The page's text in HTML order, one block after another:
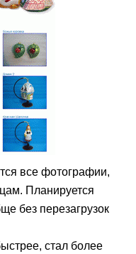
все фотографии,
Планируется
без перезагрузок
стал более